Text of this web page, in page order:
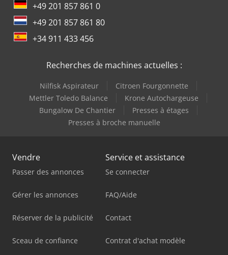
+49 201 857 861 0
+49 201 857 861 80
+34 911 433 456
Recherches de machines actuelles :
Nilfisk Aspirateur
Citroen Fourgonnette
Mettler Toledo Balance
Krone Autochargeuse
Bungalow De Chantier
Presses à étages
Presses à broche manuelle
Vendre
Passer des annonces
Gérer les annonces
Réserver de la publicité
Sceau de confiance
Service et assistance
Se connecter
FAQ/Aide
Contact
Contrat d'achat modèle